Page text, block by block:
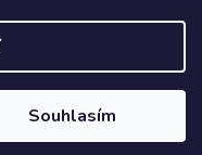
Souhlasím
práva vyhrazena.
Comerto